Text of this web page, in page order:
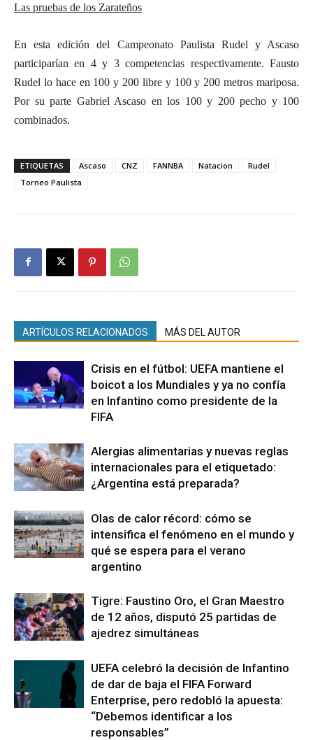
Las pruebas de los Zarateños
En esta edición del Campeonato Paulista Rudel y Ascaso
participarían en 4 y 3 competencias respectivamente. Fausto
Rudel lo hace en 100 y 200 libre y 100 y 200 metros mariposa.
Por su parte Gabriel Ascaso en los 100 y 200 pecho y 100
combinados.
ETIQUETAS Ascaso CNZ FANNBA Natacion
Rudel
Torneo Paulista
ARTÍCULOS RELACIONADOS MÁS DEL AUTOR
Crisis en el fútbol: UEFA mantiene el
boicot a los Mundiales y ya no confía
en Infantino como presidente de la
FIFA
Alergias alimentarias y nuevas reglas
internacionales para el etiquetado:
¿Argentina está preparada?
Olas de calor récord: cómo se
intensifica el fenómeno en el mundo y
qué se espera para el verano
argentino
Tigre: Faustino Oro, el Gran Maestro
de 12 años, disputó 25 partidas de
ajedrez simultáneas
UEFA celebró la decisión de Infantino
de dar de baja el FIFA Forward
Enterprise, pero redobló la apuesta:
“Debemos identificar a los
responsables”